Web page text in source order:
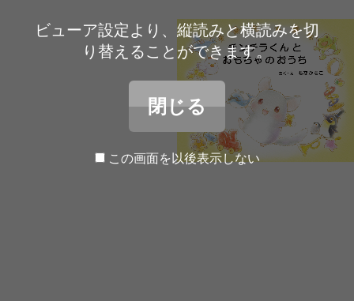
ビューア設定より、縦読みと横読みを切
り替えることができます。
閉じる
この画面を以後表示しない